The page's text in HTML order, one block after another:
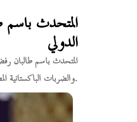
المتحدث
الدولي
المتحدث باسم طالبان
والضربات الباكستانية المضادة.